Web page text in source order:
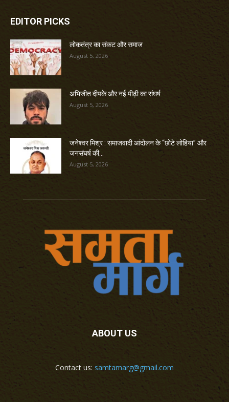
EDITOR PICKS
लोकतंत्र का संकट और समाज
August 5, 2026
अभिजीत दीपके और नई पीढ़ी का संघर्ष
August 5, 2026
जनेश्वर मिश्र : समाजवादी आंदोलन के “छोटे लोहिया” और
जनसंघर्ष की...
August 5, 2026
ABOUT US
Contact us: samtamarg@gmail.com